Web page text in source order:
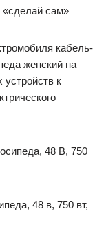
кабель-
женский на
к
48 в, 750 вт,